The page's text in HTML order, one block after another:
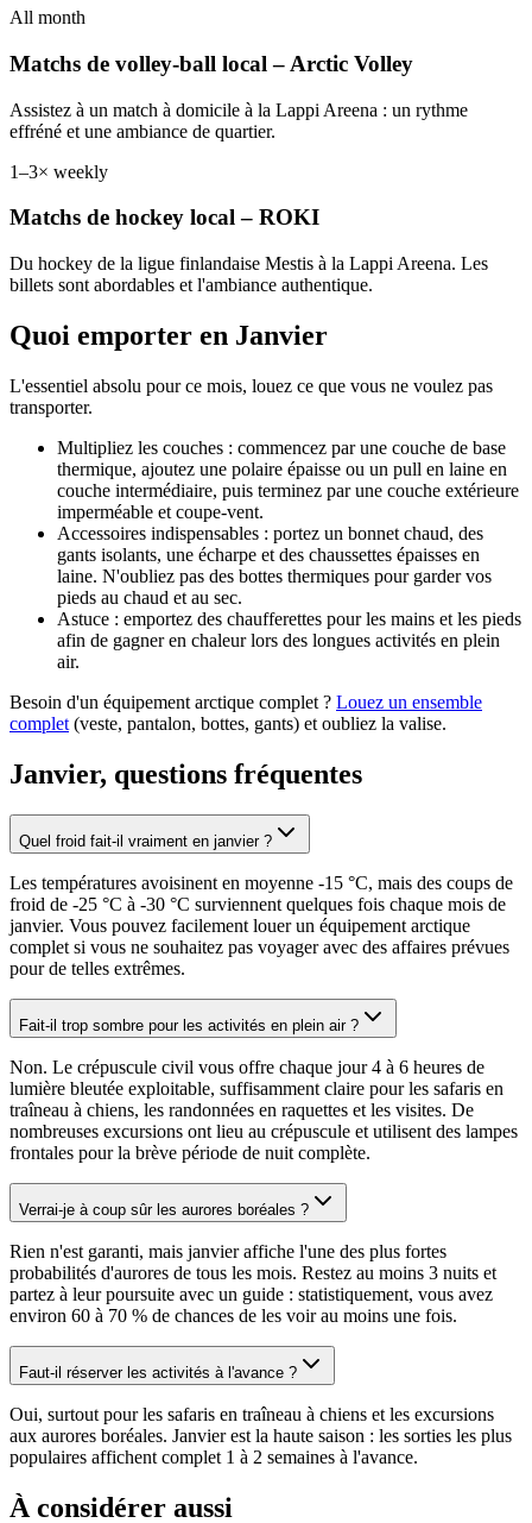
All month
Matchs de volley-ball local – Arctic Volley
Assistez à un match à domicile à la Lappi Areena : un rythme
effréné et une ambiance de quartier.
1–3× weekly
Matchs de hockey local – ROKI
Du hockey de la ligue finlandaise Mestis à la Lappi Areena. Les
billets sont abordables et l'ambiance authentique.
Quoi emporter en Janvier
L'essentiel absolu pour ce mois, louez ce que vous ne voulez pas
transporter.
Multipliez les couches : commencez par une couche de base
thermique, ajoutez une polaire épaisse ou un pull en laine en
couche intermédiaire, puis terminez par une couche extérieure
imperméable et coupe-vent.
Accessoires indispensables : portez un bonnet chaud, des
gants isolants, une écharpe et des chaussettes épaisses en
laine. N'oubliez pas des bottes thermiques pour garder vos
pieds au chaud et au sec.
Astuce : emportez des chaufferettes pour les mains et les pieds
afin de gagner en chaleur lors des longues activités en plein
air.
Besoin d'un équipement arctique complet ? Louez un ensemble
complet (veste, pantalon, bottes, gants) et oubliez la valise.
Janvier, questions fréquentes
Quel froid fait-il vraiment en janvier ?
Les températures avoisinent en moyenne -15 °C, mais des coups de
froid de -25 °C à -30 °C surviennent quelques fois chaque mois de
janvier. Vous pouvez facilement louer un équipement arctique
complet si vous ne souhaitez pas voyager avec des affaires prévues
pour de telles extrêmes.
Fait-il trop sombre pour les activités en plein air ?
Non. Le crépuscule civil vous offre chaque jour 4 à 6 heures de
lumière bleutée exploitable, suffisamment claire pour les safaris en
traîneau à chiens, les randonnées en raquettes et les visites. De
nombreuses excursions ont lieu au crépuscule et utilisent des lampes
frontales pour la brève période de nuit complète.
Verrai-je à coup sûr les aurores boréales ?
Rien n'est garanti, mais janvier affiche l'une des plus fortes
probabilités d'aurores de tous les mois. Restez au moins 3 nuits et
partez à leur poursuite avec un guide : statistiquement, vous avez
environ 60 à 70 % de chances de les voir au moins une fois.
Faut-il réserver les activités à l'avance ?
Oui, surtout pour les safaris en traîneau à chiens et les excursions
aux aurores boréales. Janvier est la haute saison : les sorties les plus
populaires affichent complet 1 à 2 semaines à l'avance.
À considérer aussi